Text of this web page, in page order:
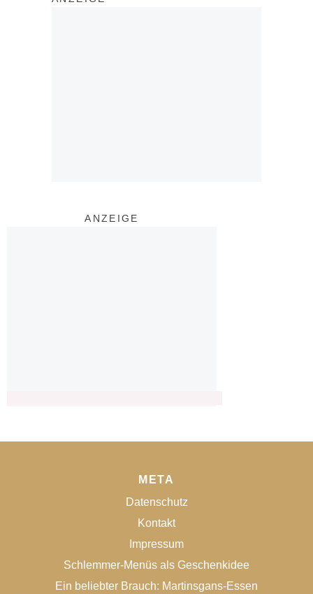
ANZEIGE
META
Datenschutz
Kontakt
Impressum
Schlemmer-Menüs als Geschenkidee
Ein beliebter Brauch: Martinsgans-Essen